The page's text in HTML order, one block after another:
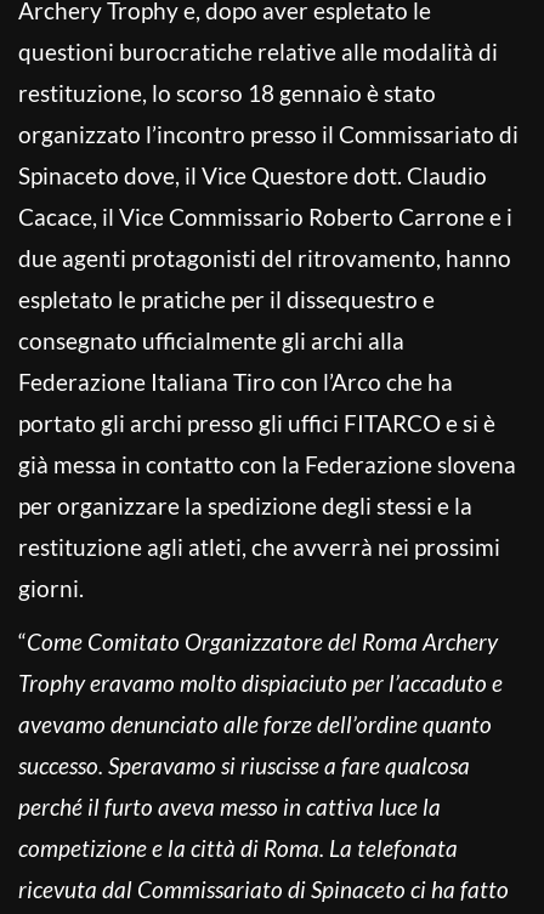
Archery Trophy e, dopo aver espletato le
questioni burocratiche relative alle modalità di
restituzione, lo scorso 18 gennaio è stato
organizzato l’incontro presso il Commissariato di
Spinaceto dove, il Vice Questore dott. Claudio
Cacace, il Vice Commissario Roberto Carrone e i
due agenti protagonisti del ritrovamento, hanno
espletato le pratiche per il dissequestro e
consegnato ufficialmente gli archi alla
Federazione Italiana Tiro con l’Arco che ha
portato gli archi presso gli uffici FITARCO e si è
già messa in contatto con la Federazione slovena
per organizzare la spedizione degli stessi e la
restituzione agli atleti, che avverrà nei prossimi
giorni.
“Come Comitato Organizzatore del Roma Archery
Trophy eravamo molto dispiaciuto per l’accaduto e
avevamo denunciato alle forze dell’ordine quanto
successo. Speravamo si riuscisse a fare qualcosa
perché il furto aveva messo in cattiva luce la
competizione e la città di Roma. La telefonata
ricevuta dal Commissariato di Spinaceto ci ha fatto